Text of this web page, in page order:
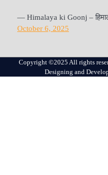
— Himalaya ki Goonj –
October 6, 2025
Copyright ©2025 All rights
Designing and